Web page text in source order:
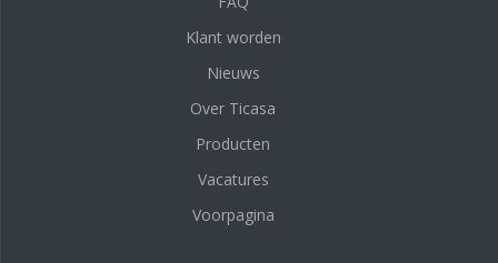
Klant worden
Nieuws
Over Ticasa
Producten
Vacatures
Voorpagina